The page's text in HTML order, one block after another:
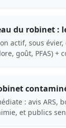
du robinet :
actif, sous évier,
goût, PFAS) +
: avis ARS,
et publics